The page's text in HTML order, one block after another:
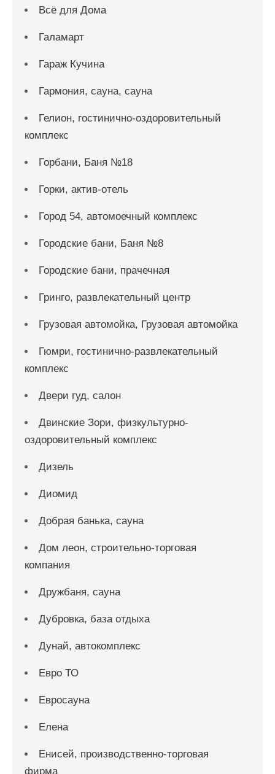
Всё для Дома
Галамарт
Гараж Кучина
Гармония, сауна, сауна
Гелион, гостинично-оздоровительный
комплекс
Горбани, Баня №18
Горки, актив-отель
Город 54, автомоечный комплекс
Городские бани, Баня №8
Городские бани, прачечная
Гринго, развлекательный центр
Грузовая автомойка, Грузовая автомойка
Гюмри, гостинично-развлекательный
комплекс
Двери гуд, салон
Двинские Зори, физкультурно-
оздоровительный комплекс
Дизель
Диомид
Добрая банька, сауна
Дом леон, строительно-торговая
компания
Дружбаня, сауна
Дубровка, база отдыха
Дунай, автокомплекс
Евро ТО
Евросауна
Елена
Енисей, производственно-торговая
фирма